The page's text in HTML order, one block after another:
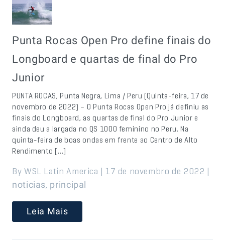
Punta Rocas Open Pro define finais do
Longboard e quartas de final do Pro
Junior
PUNTA ROCAS, Punta Negra, Lima / Peru (Quinta-feira, 17 de
novembro de 2022) – O Punta Rocas Open Pro já definiu as
finais do Longboard, as quartas de final do Pro Junior e
ainda deu a largada no QS 1000 feminino no Peru. Na
quinta-feira de boas ondas em frente ao Centro de Alto
Rendimento […]
By WSL Latin America | 17 de novembro de 2022 |
noticias, principal
Leia Mais